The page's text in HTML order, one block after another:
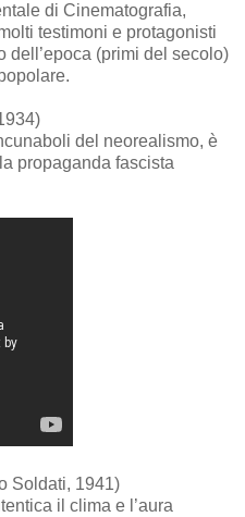
di Cinematografia,
testimoni e protagonisti
dell’epoca (primi del secolo)
del neorealismo, è
propaganda fascista
Soldati, 1941)
il clima e l’aura